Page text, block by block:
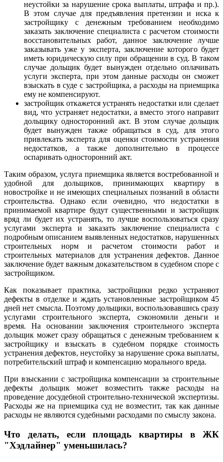
неустойки за нарушение срока выплаты, штрафа и пр.).
В этом случае для предъявления претензии и иска к
застройщику с денежным требованием необходимо
заказать заключение специалиста с расчетом стоимости
восстановительных работ, данное заключение лучше
заказывать уже у эксперта, заключение которого будет
иметь юридическую силу при обращении в суд. В таком
случае дольщик будет вынужден отдельно оплачивать
услуги эксперта, при этом данные расходы он сможет
взыскать в суде с застройщика, а расходы на приемщика
ему не компенсируют.
застройщик откажется устранять недостатки или сделает
вид, что устраняет недостатки, а вместо этого направит
дольщику односторонний акт. В этом случае дольщик
будет вынужден также обращаться в суд, для этого
привлекать эксперта для оценки стоимости устранения
недостатков, а также дополнительно в процессе
оспаривать односторонний акт.
Таким образом, услуга приемщика является востребованной и
удобной для дольщиков, принимающих квартиру в
новостройке и не имеющих специальных познаний в области
строительства. Однако если очевидно, что недостатки в
принимаемой квартире будут существенными и застройщик
вряд ли будет их устранять, то лучше воспользоваться сразу
услугами эксперта и заказать заключение специалиста с
подробным описанием выявленных недостатков, нарушенных
строительных норм и расчетом стоимости работ и
строительных материалов для устранения дефектов. Данное
заключение будет важным доказательством в судебном споре с
застройщиком.
Как показывает практика, застройщики редко устраняют
дефекты в отделке и ждать установленные застройщиком 45
дней нет смысла. Поэтому дольщики, воспользовавшись сразу
услугами строительного эксперта, сэкономили деньги и
время. На основании заключения строительного эксперта
дольщик может сразу обращаться с денежным требованием к
застройщику и взыскать в судебном порядке стоимость
устранения дефектов, неустойку за нарушение срока выплаты,
потребительский штраф и компенсацию морального вреда.
При взыскании с застройщика компенсации за строительные
дефекты дольщик может возместить также расходы на
проведение досудебной строительно-технической экспертизы.
Расходы же на приемщика суд не возместит, так как данные
расходы не являются судебными расходами по смыслу закона.
Что делать, если площадь квартиры в ЖК
"Хэдлайнер" уменьшилась?